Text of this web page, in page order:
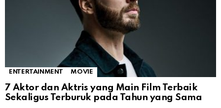
ENTERTAINMENT MOVIE
7 Aktor dan Aktris yang Main Film Terbaik
Sekaligus Terburuk pada Tahun yang Sama